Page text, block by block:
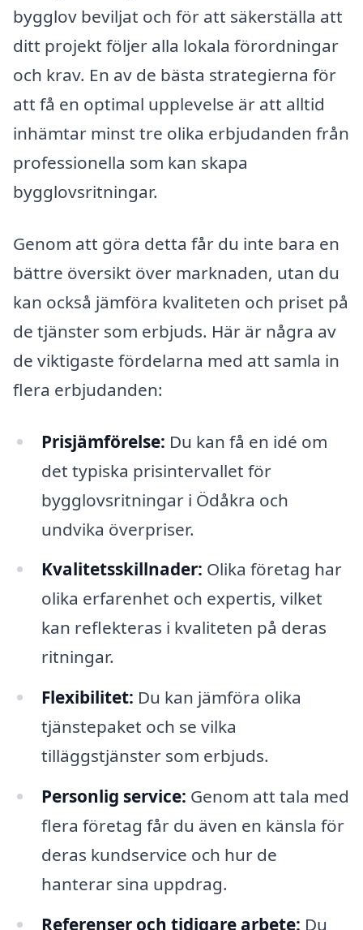
bygglov beviljat och för att säkerställa att
ditt projekt följer alla lokala förordningar
och krav. En av de bästa strategierna för
att få en optimal upplevelse är att alltid
inhämtar minst tre olika erbjudanden från
professionella som kan skapa
bygglovsritningar.
Genom att göra detta får du inte bara en
bättre översikt över marknaden, utan du
kan också jämföra kvaliteten och priset på
de tjänster som erbjuds. Här är några av
de viktigaste fördelarna med att samla in
flera erbjudanden:
Prisjämförelse: Du kan få en idé om
det typiska prisintervallet för
bygglovsritningar i Ödåkra och
undvika överpriser.
Kvalitetsskillnader: Olika företag har
olika erfarenhet och expertis, vilket
kan reflekteras i kvaliteten på deras
ritningar.
Flexibilitet: Du kan jämföra olika
tjänstepaket och se vilka
tilläggstjänster som erbjuds.
Personlig service: Genom att tala med
flera företag får du även en känsla för
deras kundservice och hur de
hanterar sina uppdrag.
Referenser och tidigare arbete: Du